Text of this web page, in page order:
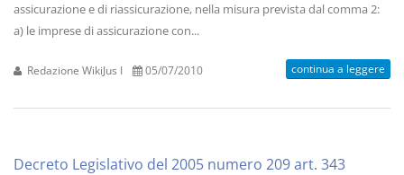
assicurazione e di riassicurazione, nella misura prevista dal comma 2:
a) le imprese di assicurazione con...
Redazione WikiJus I 05/07/2010 continua a leggere
Decreto Legislativo del 2005 numero 209 art. 343